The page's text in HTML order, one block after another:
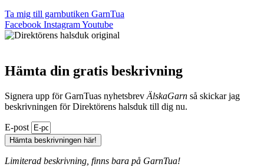
Ta mig till garnbutiken GarnTua
Facebook InstagramYoutube
Hämta din gratis beskrivning
Signera upp för GarnTuas nyhetsbrev ÄlskaGarn så skickar jag
beskrivningen för Direktörens halsduk till dig nu.
E-post
Hämta beskrivningen här!
Limiterad beskrivning, finns bara på GarnTua!